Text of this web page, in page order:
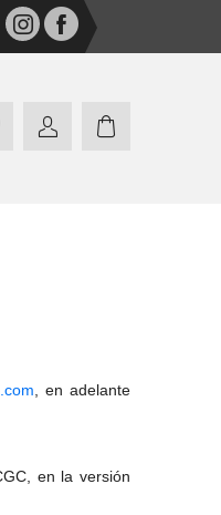
, en adelante
en la versión